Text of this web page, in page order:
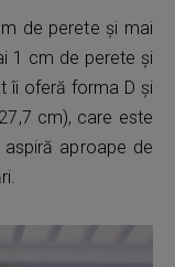
de perete și mai
1 cm de perete și
îi oferă forma D și
cm), care este
aproape de